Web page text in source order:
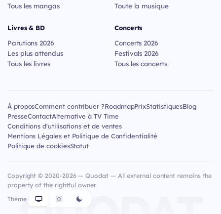
Tous les mangas
Livres & BD
Parutions 2026
Les plus attendus
Tous les livres
Toute la musique
Concerts
Concerts 2026
Festivals 2026
Tous les concerts
À proposComment contribuer ?RoadmapPrixStatistiquesBlog
PresseContactAlternative à TV Time
Conditions d'utilisations et de ventes
Mentions Légales et Politique de Confidentialité
Politique de cookiesStatut
Copyright © 2020-2026 — Quodat — All external content remains the
property of the rightful owner
Thème